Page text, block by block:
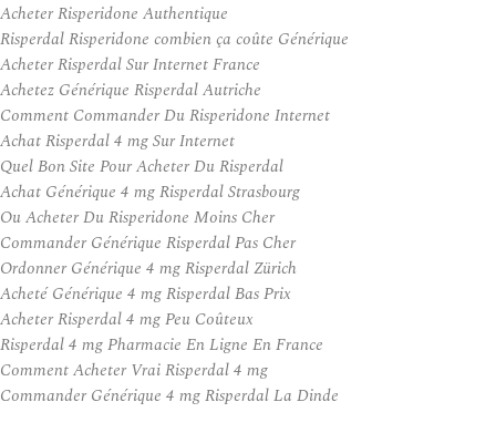
Acheter Risperidone Authentique
Risperdal Risperidone combien ça coûte Générique
Acheter Risperdal Sur Internet France
Achetez Générique Risperdal Autriche
Comment Commander Du Risperidone Internet
Achat Risperdal 4 mg Sur Internet
Quel Bon Site Pour Acheter Du Risperdal
Achat Générique 4 mg Risperdal Strasbourg
Ou Acheter Du Risperidone Moins Cher
Commander Générique Risperdal Pas Cher
Ordonner Générique 4 mg Risperdal Zürich
Acheté Générique 4 mg Risperdal Bas Prix
Acheter Risperdal 4 mg Peu Coûteux
Risperdal 4 mg Pharmacie En Ligne En France
Comment Acheter Vrai Risperdal 4 mg
Commander Générique 4 mg Risperdal La Dinde